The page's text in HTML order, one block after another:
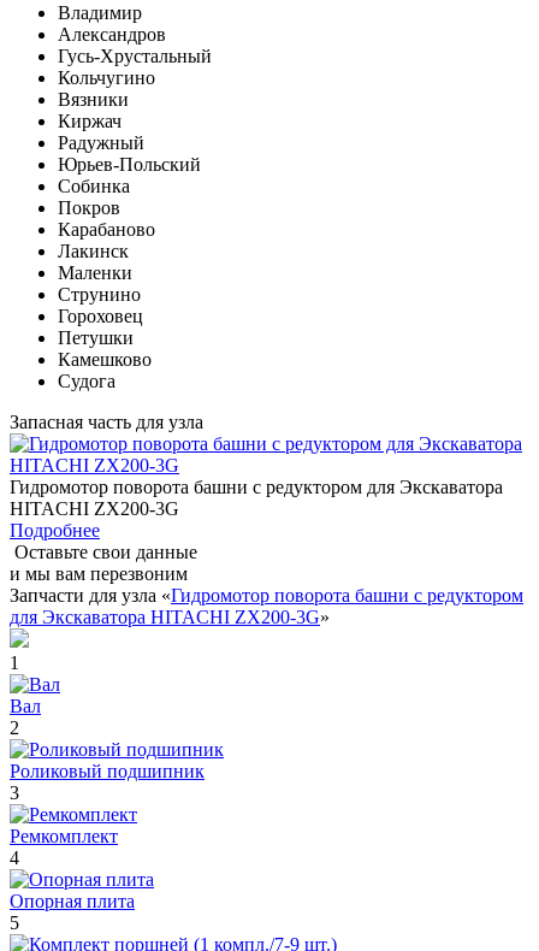
Владимир
Александров
Гусь-Хрустальный
Кольчугино
Вязники
Киржач
Радужный
Юрьев-Польский
Собинка
Покров
Карабаново
Лакинск
Маленки
Струнино
Гороховец
Петушки
Камешково
Судога
Запасная часть для узла
Гидромотор поворота башни с редуктором для Экскаватора
HITACHI ZX200-3G
Подробнее
Оставьте свои данные
и мы вам перезвоним
Запчасти для узла «Гидромотор поворота башни с редуктором
для Экскаватора HITACHI ZX200-3G»
1
Вал
2
Роликовый подшипник
3
Ремкомплект
4
Опорная плита
5